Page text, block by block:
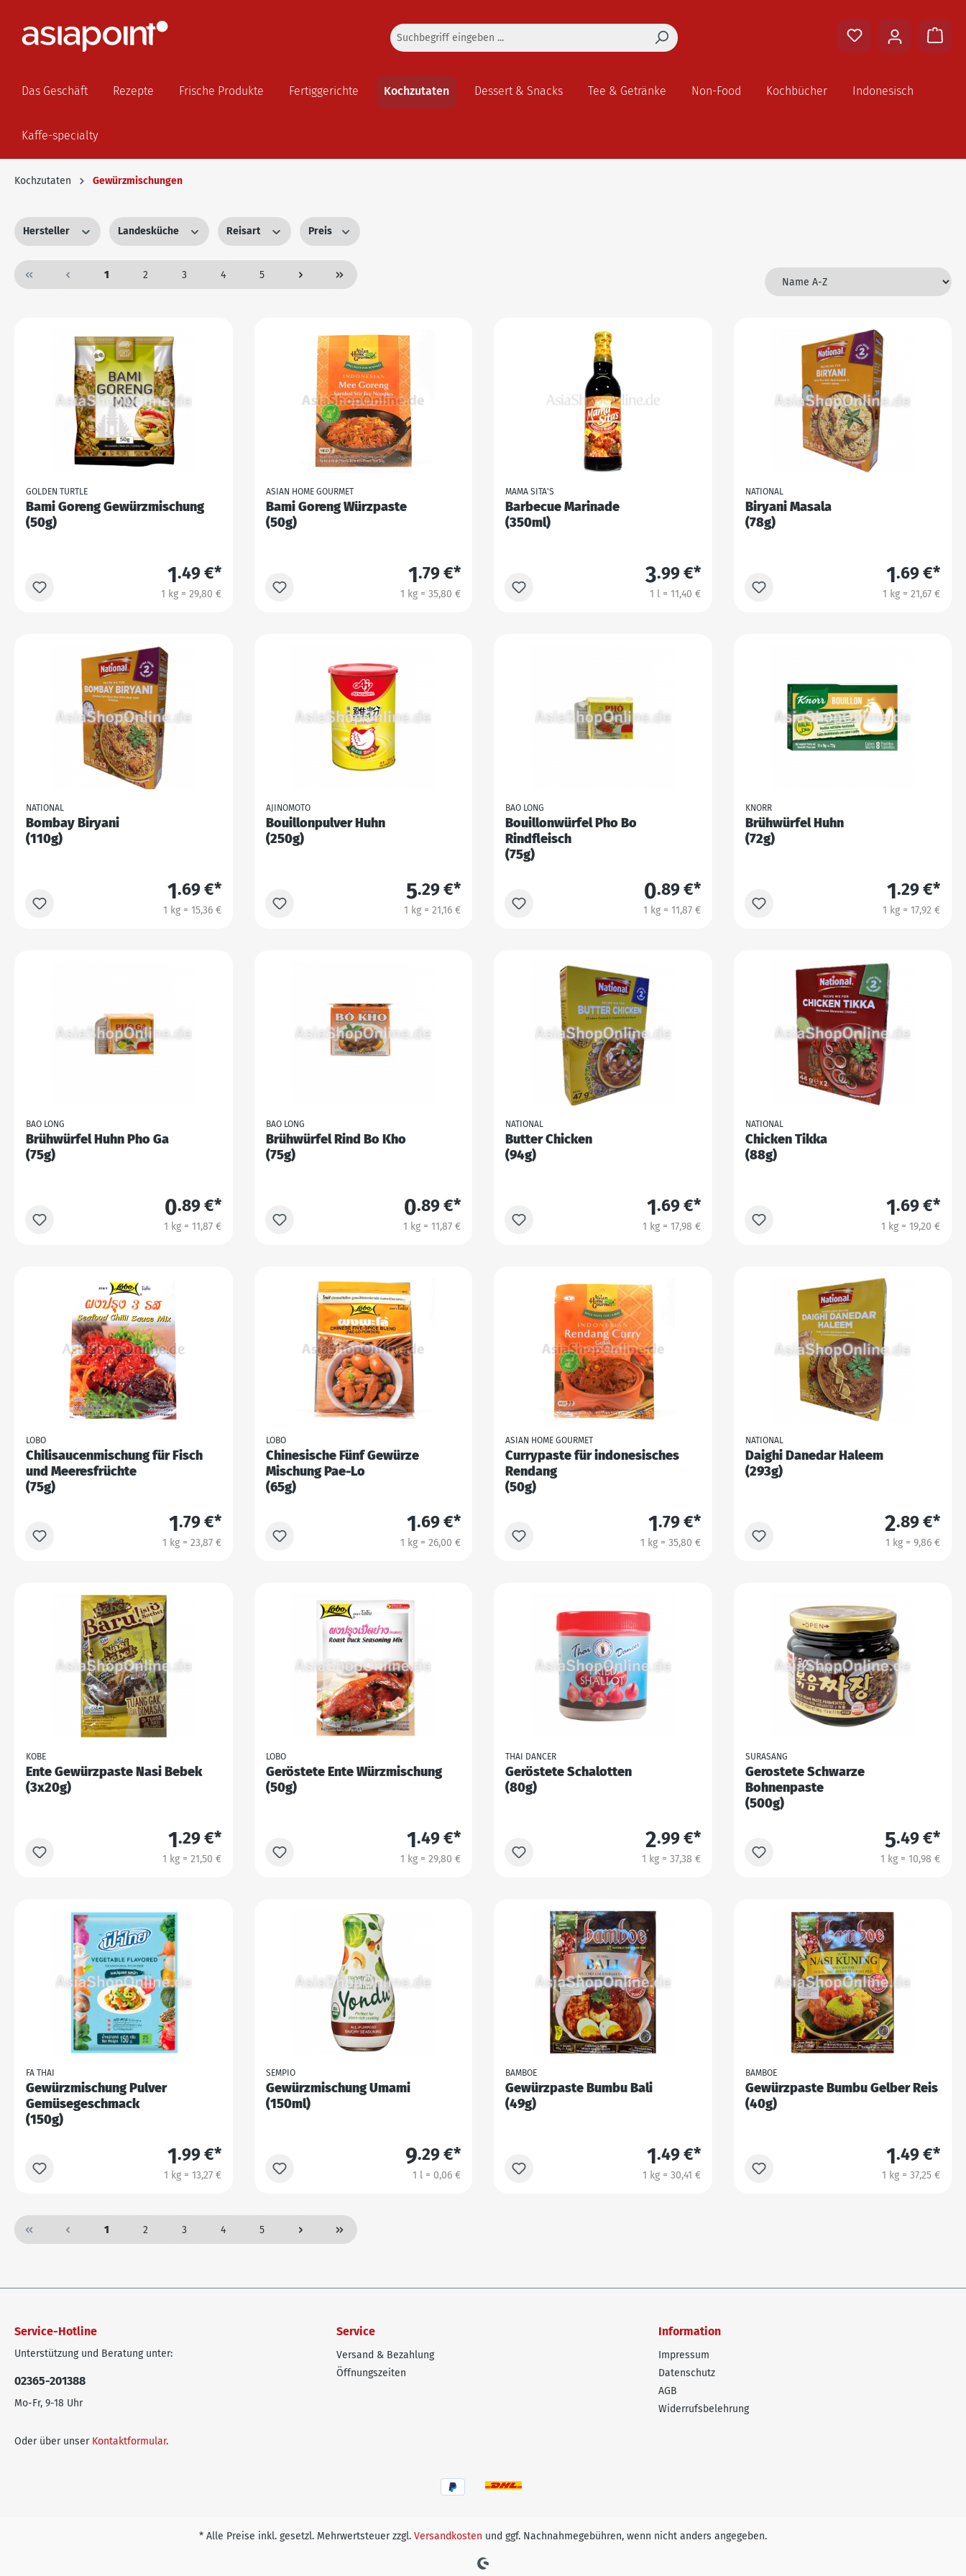
Das Geschäft Rezepte Frische Produkte Fertiggerichte Kochzutaten Dessert & Snacks Tee & Getränke Non-Food Kochbücher Indonesisch
Kaffe-specialty
Kochzutaten Gewürzmischungen
Hersteller Landesküche Reisart Preis
1 2 3 4 5
GOLDEN TURTLE
Bami Goreng Gewürzmischung
(50g)
1.49 €*
1 kg = 29,80 €
ASIAN HOME GOURMET
Bami Goreng Würzpaste
(50g)
1.79 €*
1 kg = 35,80 €
MAMA SITA'S
Barbecue Marinade
(350ml)
3.99 €*
1 l = 11,40 €
NATIONAL
Biryani Masala
(78g)
1.69 €*
1 kg = 21,67 €
NATIONAL
Bombay Biryani
(110g)
1.69 €*
1 kg = 15,36 €
AJINOMOTO
Bouillonpulver Huhn
(250g)
5.29 €*
1 kg = 21,16 €
BAO LONG
Bouillonwürfel Pho Bo
Rindfleisch
(75g)
0.89 €*
1 kg = 11,87 €
KNORR
Brühwürfel Huhn
(72g)
1.29 €*
1 kg = 17,92 €
BAO LONG
Brühwürfel Huhn Pho Ga
(75g)
0.89 €*
1 kg = 11,87 €
BAO LONG
Brühwürfel Rind Bo Kho
(75g)
0.89 €*
1 kg = 11,87 €
NATIONAL
Butter Chicken
(94g)
1.69 €*
1 kg = 17,98 €
NATIONAL
Chicken Tikka
(88g)
1.69 €*
1 kg = 19,20 €
LOBO
Chilisaucenmischung für Fisch
und Meeresfrüchte
(75g)
1.79 €*
1 kg = 23,87 €
LOBO
Chinesische Fünf Gewürze
Mischung Pae-Lo
(65g)
1.69 €*
1 kg = 26,00 €
ASIAN HOME GOURMET
Currypaste für indonesisches
Rendang
(50g)
1.79 €*
1 kg = 35,80 €
NATIONAL
Daighi Danedar Haleem
(293g)
2.89 €*
1 kg = 9,86 €
KOBE
Ente Gewürzpaste Nasi Bebek
(3x20g)
1.29 €*
1 kg = 21,50 €
LOBO
Geröstete Ente Würzmischung
(50g)
1.49 €*
1 kg = 29,80 €
THAI DANCER
Geröstete Schalotten
(80g)
2.99 €*
1 kg = 37,38 €
SURASANG
Gerostete Schwarze
Bohnenpaste
(500g)
5.49 €*
1 kg = 10,98 €
FA THAI
Gewürzmischung Pulver
Gemüsegeschmack
(150g)
1.99 €*
1 kg = 13,27 €
SEMPIO
Gewürzmischung Umami
(150ml)
9.29 €*
1 l = 0,06 €
BAMBOE
Gewürzpaste Bumbu Bali
(49g)
1.49 €*
1 kg = 30,41 €
BAMBOE
Gewürzpaste Bumbu Gelber Reis
(40g)
1.49 €*
1 kg = 37,25 €
1 2 3 4 5
Service-Hotline
Unterstützung und Beratung unter:
02365-201388
Mo-Fr, 9-18 Uhr
Oder über unser Kontaktformular.
Service
Versand & Bezahlung
Öffnungszeiten
Information
Impressum
Datenschutz
AGB
Widerrufsbelehrung
* Alle Preise inkl. gesetzl. Mehrwertsteuer zzgl. Versandkosten und ggf. Nachnahmegebühren, wenn nicht anders angegeben.